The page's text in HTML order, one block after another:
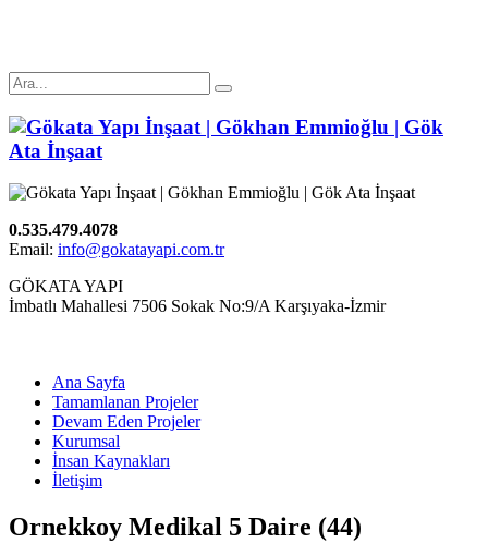
0.535.479.4078
Email: info@gokatayapi.com.tr
GÖKATA YAPI
İmbatlı Mahallesi 7506 Sokak No:9/A Karşıyaka-İzmir
Ana Sayfa
Tamamlanan Projeler
Devam Eden Projeler
Kurumsal
İnsan Kaynakları
İletişim
Ornekkoy Medikal 5 Daire (44)